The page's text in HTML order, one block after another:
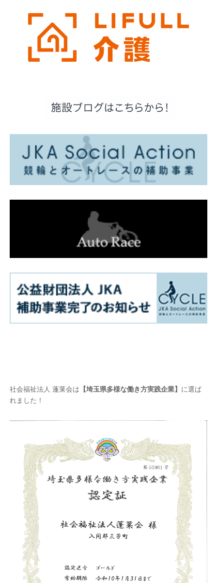
社会福祉法人 蓬莱会は 【埼玉県多様な働き方実践企業】 に選ば
れました！